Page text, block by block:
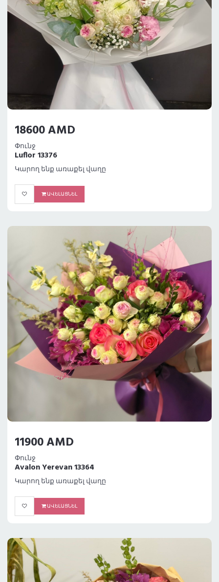
18600 AMD
Փունջ
Luflor 13376
Կարող ենք առաքել վաղը
ԱՎԵԼԱՑՆԵԼ
11900 AMD
Փունջ
Avalon Yerevan 13364
Կարող ենք առաքել վաղը
ԱՎԵԼԱՑՆԵԼ